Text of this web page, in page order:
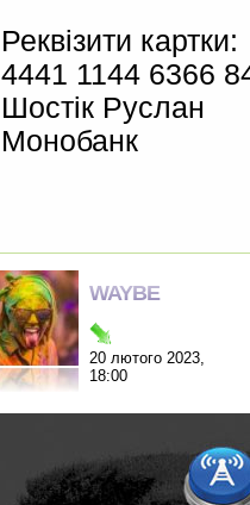
Реквізити картки:
4441 1144 6366
Шостік Руслан
Монобанк
WAYBE
20 лютого 2023,
18:00